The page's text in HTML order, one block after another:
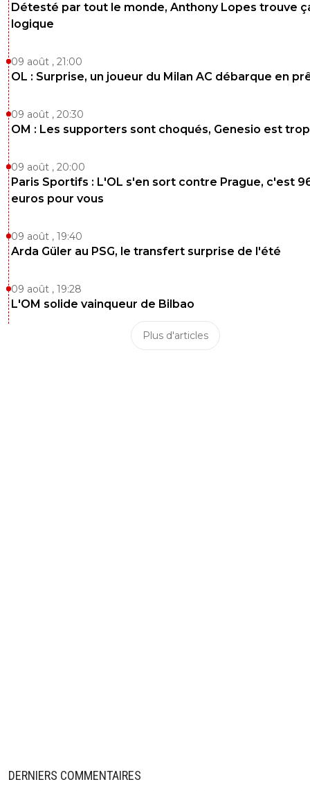
Détesté par tout le monde, Anthony Lopes trouve
logique
09 août , 21:00
OL : Surprise, un joueur du Milan AC débarque en
09 août , 20:30
OM : Les supporters sont choqués, Genesio est
09 août , 20:00
Paris Sportifs : L'OL s'en sort contre Prague, c'est
euros pour vous
09 août , 19:40
Arda Güler au PSG, le transfert surprise de l'été
09 août , 19:28
L'OM solide vainqueur de Bilbao
Plus d'articles
DERNIERS COMMENTAIRES